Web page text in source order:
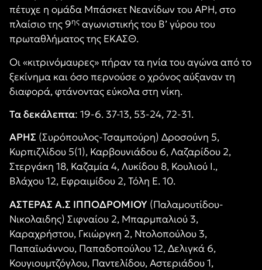
πέτυχε η ομάδα Μπάσκετ Νεανίδων του ΑΡΗ, στο
πλαίσιο της 9ης αγωνιστικής του Β’ γύρου του
πρωταθλήματος της ΕΚΑΣΘ.
Οι «κιτρινόμαυρες» πήραν τα ηνία του αγώνα από το
ξεκίνημα και όσο περνούσε ο χρόνος αύξαναν τη
διαφορά, φτάνοντας εύκολα στη νίκη.
Τα δεκάλεπτα: 19-6. 37-13, 53-24, 72-31.
ΑΡΗΣ (Συρόπουλος-Τσαμπούρη) Δροσούνη 5,
Κυρπιζλίδου 5(1), Καρβουνιάδου 6, Λαζαρίδου 2,
Στεργάκη 18, Καζαμία 4, Λυκίδου 8, Κουλιού Ι.,
Βλάχου 12, Εφραιμίδου 2, Τόλη Ε. 10.
ΑΣΤΈΡΑΣ Α.Σ ΙΠΠΟΔΡΌΜΙΟΥ (Παλαμουτίδου-
Νικολαιδης) Σιφναίου 2, Μπαρμπαλιού 3,
Καραχρήστου, Γκιώργκη 2, Ντολοπούλου 3,
Παπαϊωάννου, Παπαδοπούλου 12, Δελιγκά 6,
Κουγιουμτζόγλου, Παντελίδου, Αστεριάδου 1,